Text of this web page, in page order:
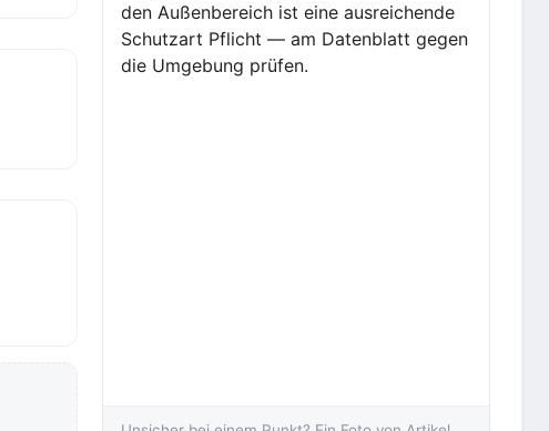
den Außenbereich ist eine ausreichende
Schutzart Pflicht — am Datenblatt gegen
die Umgebung prüfen.